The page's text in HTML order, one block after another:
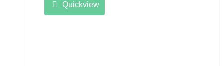
Quickview